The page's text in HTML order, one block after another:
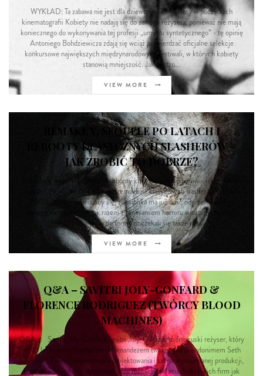
WYKŁAD: Ta zabawa nie jest dla dziewczynek? Kobiety w początkach
kinematografii Kobiety nie nadają się do zawodu reżysera, ponieważ nie mają
koniecznego do wykonywania tej profesji „umysłu syntetycznego” - tę opinię
Antoniego Bohdziewicza zdają się wciąż potwierdzać oficjalne selekcje
konkursowe największych międzynarodowych festiwali, w których kobiety
stanowią mniejszość. Jak bardzo...
VIEW MORE
REMAKE’Y, SEQUELE PO LATACH I
REBOOTY KLASYCZNYCH SLASHERÓW –
JAK ZROBIĆ TO DOBRZE?
Remake'y, sequele po latach i rebooty klasycznych slasherów - jak zrobić to
dobrze? Po fali niezbyt udanych remake'ów klasycznych slasherów w latach
2000-2010, wydawałoby się, że publika ma już dość odgrzewania tego
samego konceptu. Jednak razem z renesansem horroru w ostatnich latach,
małego powrotu do formy doczekali się także nasi...
VIEW MORE
Q&A – SAVITRI JOLY-GONFARD &
FLORENCE RODRIGUEZ (TWÓRCY BLOOD
MACHINES)
Q&A z: Savitri Joly-Gonfard Savitri Joly-Gonfard to francuski reżyser, który
od 10 lat razem z Raphaëlem Hernandezem tworzy pod pseudonimem Seth
Ickerman. Znani z umiejętności projektowania i szeroko rozumianej produkcji,
Raphaël i Savitri współpracowali przy różnych reklamach dla takich firm jak